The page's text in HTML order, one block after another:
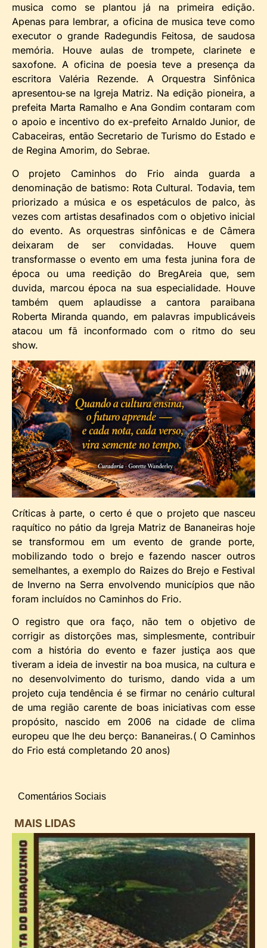
musica como se plantou já na primeira edição.
Apenas para lembrar, a oficina de musica teve como
executor o grande Radegundis Feitosa, de saudosa
memória. Houve aulas de trompete, clarinete e
saxofone. A oficina de poesia teve a presença da
escritora Valéria Rezende. A Orquestra Sinfônica
apresentou-se na Igreja Matriz. Na edição pioneira, a
prefeita Marta Ramalho e Ana Gondim contaram com
o apoio e incentivo do ex-prefeito Arnaldo Junior, de
Cabaceiras, então Secretario de Turismo do Estado e
de Regina Amorim, do Sebrae.
O projeto Caminhos do Frio ainda guarda a
denominação de batismo: Rota Cultural. Todavia, tem
priorizado a música e os espetáculos de palco, às
vezes com artistas desafinados com o objetivo inicial
do evento. As orquestras sinfônicas e de Câmera
deixaram de ser convidadas. Houve quem
transformasse o evento em uma festa junina fora de
época ou uma reedição do BregAreia que, sem
duvida, marcou época na sua especialidade. Houve
também quem aplaudisse a cantora paraibana
Roberta Miranda quando, em palavras impublicáveis
atacou um fã inconformado com o ritmo do seu
show.
Críticas à parte, o certo é que o projeto que nasceu
raquítico no pátio da Igreja Matriz de Bananeiras hoje
se transformou em um evento de grande porte,
mobilizando todo o brejo e fazendo nascer outros
semelhantes, a exemplo do Raizes do Brejo e Festival
de Inverno na Serra envolvendo municípios que não
foram incluídos no Caminhos do Frio.
O registro que ora faço, não tem o objetivo de
corrigir as distorções mas, simplesmente, contribuir
com a história do evento e fazer justiça aos que
tiveram a ideia de investir na boa musica, na cultura e
no desenvolvimento do turismo, dando vida a um
projeto cuja tendência é se firmar no cenário cultural
de uma região carente de boas iniciativas com esse
propósito, nascido em 2006 na cidade de clima
europeu que lhe deu berço: Bananeiras.( O Caminhos
do Frio está completando 20 anos)
Comentários Sociais
MAIS LIDAS